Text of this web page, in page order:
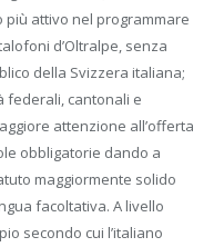
attivo nel programmare
d’Oltralpe, senza
della Svizzera italiana;
federali, cantonali e
attenzione all’offerta
obbligatorie dando a
maggiormente solido
facoltativa. A livello
secondo cui l’italiano